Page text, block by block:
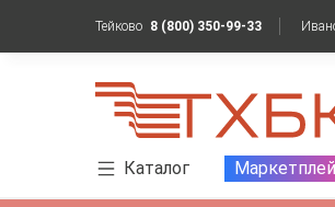
Тейково 8 (800) 350-99-33
Каталог